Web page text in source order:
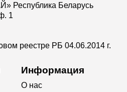
Беларусь
1
реестре РБ 04.06.2014 г.
Информация
О нас